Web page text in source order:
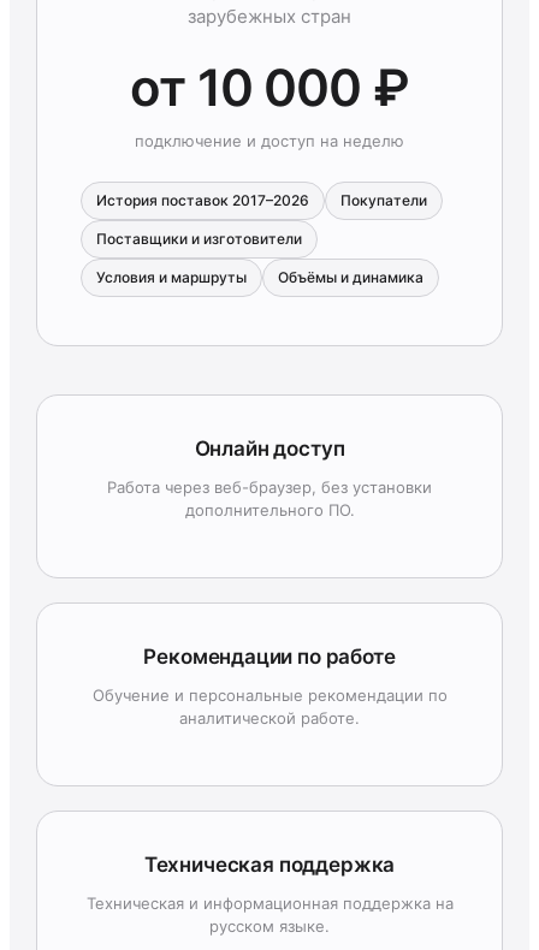
зарубежных стран
от 10 000 ₽
подключение и доступ на неделю
История поставок 2017–2026 Покупатели
Поставщики и изготовители
Условия и маршруты Объёмы и динамика
Онлайн доступ
Работа через веб-браузер, без установки
дополнительного ПО.
Рекомендации по работе
Обучение и персональные рекомендации по
аналитической работе.
Техническая поддержка
Техническая и информационная поддержка на
русском языке.